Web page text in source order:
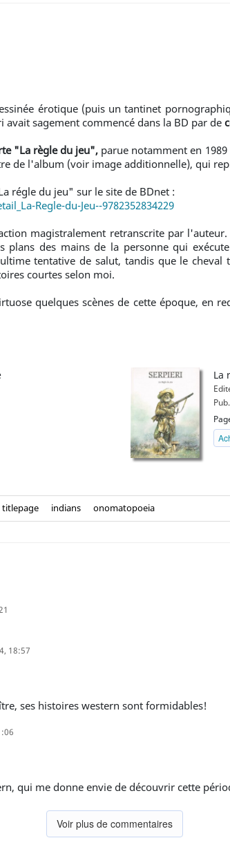
érotique (puis un tantinet
avait sagement commencé dans la BD par de
"La règle du jeu", parue notamment en
de l'album (voir image additionnelle), qui
régle du jeu" sur le site de BDnet :
Regle-du-Jeu--9782352834229
magistralement retranscrite par l'auteur.
plans des mains de la personne qui
tentative de salut, tandis que le cheval
courtes selon moi.
quelques scènes de cette époque, en
La
titlepage indians onomatopoeia
18:57
ses histoires western sont formidables!
qui me donne envie de découvrir cette
Voir plus de commentaires